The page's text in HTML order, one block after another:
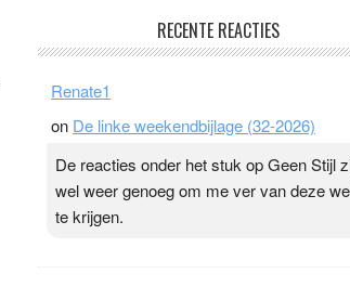
Ward van Beek
topsporters. Ze hopen ermee hun hartslag te
verlagen terwijl ze meer zuurstof opnemen.
gevoel ‘makkelijker te ademen’ kan goud
zijn. Door…Lees meer Pleisterplakkers in
topspsort ›
RECENTE REACTIES
Renate1
on De linke weekendbijlage (32-2026)
De reacties onder het stuk op Geen Stijl
wel weer genoeg om me ver van deze
te krijgen.